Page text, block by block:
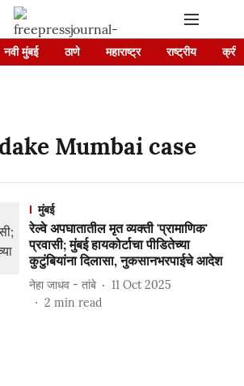
नवी मुंबई ठाणे महाराष्ट्र राष्ट्रीय
Mumbai case
मुंबई
रेल्वे अपघातातील मृत व्यक्ती 'प्रामाणिक'
प्रवासी; मुंबई हायकोर्टाचा पीडितेच्या
कुटुंबियांना दिलासा, नुकसानभरपाईचे आदेश
नेहा जाधव - तांबे
11 Oct 2025
2 min read